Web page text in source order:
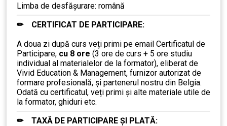
Limba de desfășurare: română
✏ CERTIFICAT DE PARTICIPARE:
A doua zi după curs veți primi pe email Certificatul de
Participare, cu 8 ore (3 ore de curs + 5 ore studiu
individual al materialelor de la formator), eliberat de
Vivid Education & Management, furnizor autorizat de
formare profesională, și partenerul nostru din Belgia.
Odată cu certificatul, veți primi și alte materiale utile de
la formator, ghiduri etc.
✏ TAXĂ DE PARTICIPARE ȘI PLATĂ: